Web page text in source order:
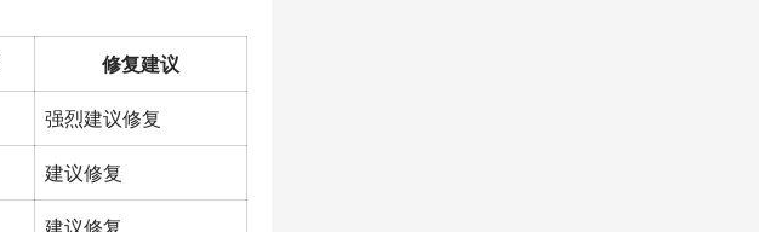
修复建议
强烈建议修复
建议修复